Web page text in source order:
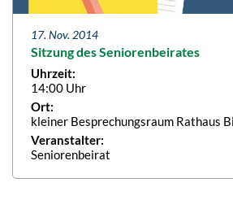
17. Nov. 2014
Sitzung des Seniorenbeirates
Uhrzeit:
14:00 Uhr
Ort:
kleiner Besprechungsraum Rathaus
Veranstalter:
Seniorenbeirat